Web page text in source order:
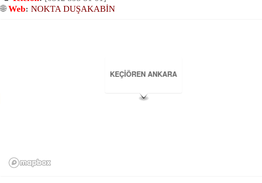
🌐Web: NOKTA DUŞAKABİN
KEÇİÖREN ANKARA